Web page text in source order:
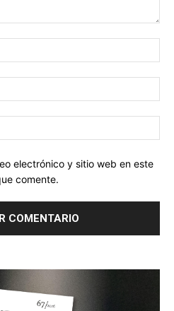
electrónico y sitio web en este
comente.